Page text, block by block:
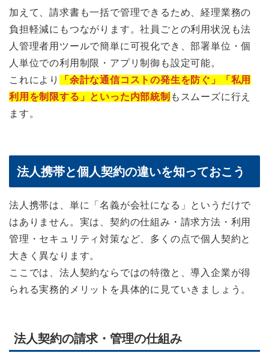
加えて、請求書も一括で管理できるため、経理業務の
負担軽減にもつながります。社員ごとの利用状況も法
人管理者用ツールで簡単に可視化でき、部署単位・個
人単位での利用制限・アプリ制御も設定可能。
これにより
「余計な通信コストの発生を防ぐ」「私用
利用を制限する」といった内部統制 もスムーズに行え
ます。
法人携帯と個人契約の違いを知っておこう
法人携帯は、単に「名義が会社になる」というだけで
はありません。実は、契約の仕組み・請求方法・利用
管理・セキュリティ対策など、多くの点で個人契約と
大きく異なります。
ここでは、法人契約ならではの特徴と、導入企業が得
られる実務的メリットを具体的に見ていきましょう。
法人契約の請求・管理の仕組み